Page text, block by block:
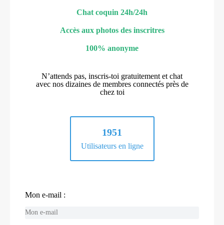
Chat coquin 24h/24h
Accès aux photos des inscritres
100% anonyme
N’attends pas, inscris-toi gratuitement et chat
avec nos dizaines de membres connectés près de
chez toi
1951
Utilisateurs en ligne
Mon e-mail :